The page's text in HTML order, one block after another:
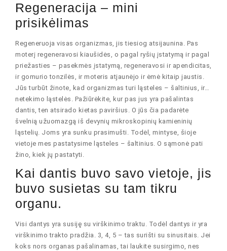
Regeneracija – mini
prisikėlimas
Regeneruoja visas organizmas, jis tiesiog atsijaunina. Pas
moterį regeneravosi kiaušidės, o pagal ryšių įstatymą ir pagal
priežasties – pasekmės įstatymą, regeneravosi ir apendicitas,
ir gomurio tonzilės, ir moteris atjaunėjo ir ėmė kitaip jaustis.
Jūs turbūt žinote, kad organizmas turi ląsteles – šaltinius, ir…
netekimo ląstelės. Pažiūrėkite, kur pas jus yra pašalintas
dantis, ten atsirado kietas paviršius. O jūs čia padarėte
švelnią užuomazgą iš devynių mikroskopinių kamieninių
ląstelių. Joms yra sunku prasimušti. Todėl, mintyse, šioje
vietoje mes pastatysime ląsteles – šaltinius. O sąmonė pati
žino, kiek jų pastatyti.
Kai dantis buvo savo vietoje, jis
buvo susietas su tam tikru
organu.
Visi dantys yra susiję su virškinimo traktu. Todėl dantys ir yra
virškinimo trakto pradžia. 3, 4, 5 – tas surišti su sinusitais. Jei
koks nors organas pašalinamas, tai laukite susirgimo, nes